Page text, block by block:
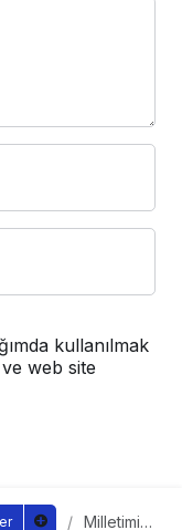
kullanılmak
web site
Milletimiz